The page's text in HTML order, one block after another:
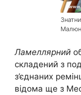
Ламеллярний
складений з
з’єднаних
відома ще з